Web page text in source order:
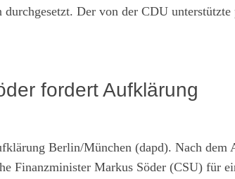
Der von der CDU
fordert Aufklärung
Berlin/München (dapd). Nach dem
Finanzminister Markus Söder (CSU) für